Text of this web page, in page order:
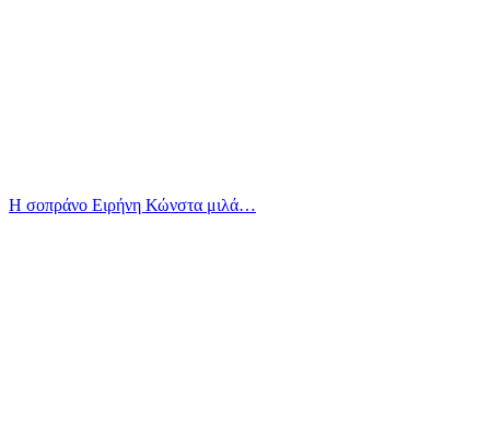
Η σοπράνο Ειρήνη Κώνστα μιλά…